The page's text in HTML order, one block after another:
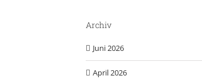
Archiv
Juni 2026
April 2026